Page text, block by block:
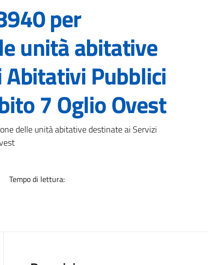
per
unità abitative
Pubblici
7 Oglio Ovest
delle unità abitative destinate ai Servizi
Tempo di lettura: